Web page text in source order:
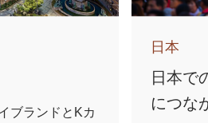
ブランドとKカ
日本
日本で
につな